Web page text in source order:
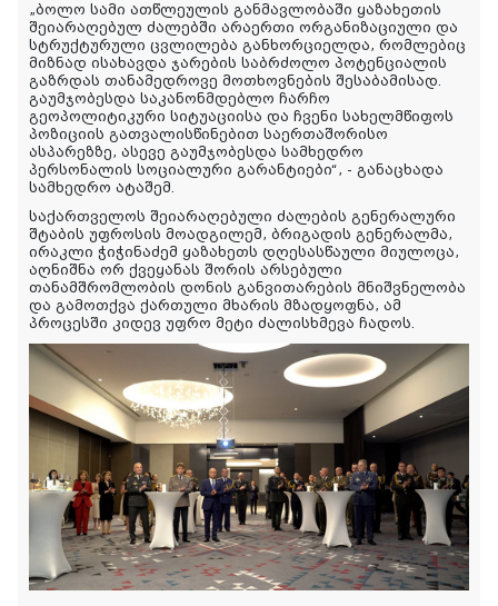
„ბოლო სამი ათწლეულის განმავლობაში ყაზახეთის
შეიარაღებულ ძალებში არაერთი ორგანიზაციული და
სტრუქტურული ცვლილება განხორციელდა, რომლებიც
მიზნად ისახავდა ჯარების საბრძოლო პოტენციალის
გაზრდას თანამედროვე მოთხოვნების შესაბამისად.
გაუმჯობესდა საკანონმდებლო ჩარჩო
გეოპოლიტიკური სიტუაციისა და ჩვენი სახელმწიფოს
პოზიციის გათვალისწინებით საერთაშორისო
ასპარეზზე, ასევე გაუმჯობესდა სამხედრო
პერსონალის სოციალური გარანტიები“, - განაცხადა
სამხედრო ატაშემ.
საქართველოს შეიარაღებული ძალების გენერალური
შტაბის უფროსის მოადგილემ, ბრიგადის გენერალმა,
ირაკლი ჭიჭინაძემ ყაზახეთს დღესასწაული მიულოცა,
აღნიშნა ორ ქვეყანას შორის არსებული
თანამშრომლობის დონის განვითარების მნიშვნელობა
და გამოთქვა ქართული მხარის მზადყოფნა, ამ
პროცესში კიდევ უფრო მეტი ძალისხმევა ჩადოს.